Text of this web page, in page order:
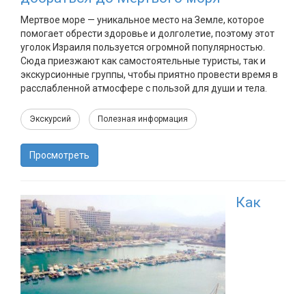
Мертвое море — уникальное место на Земле, которое
помогает обрести здоровье и долголетие, поэтому этот
уголок Израиля пользуется огромной популярностью.
Сюда приезжают как самостоятельные туристы, так и
экскурсионные группы, чтобы приятно провести время в
расслабленной атмосфере с пользой для души и тела.
Экскурсий Полезная информация
Просмотреть
Как